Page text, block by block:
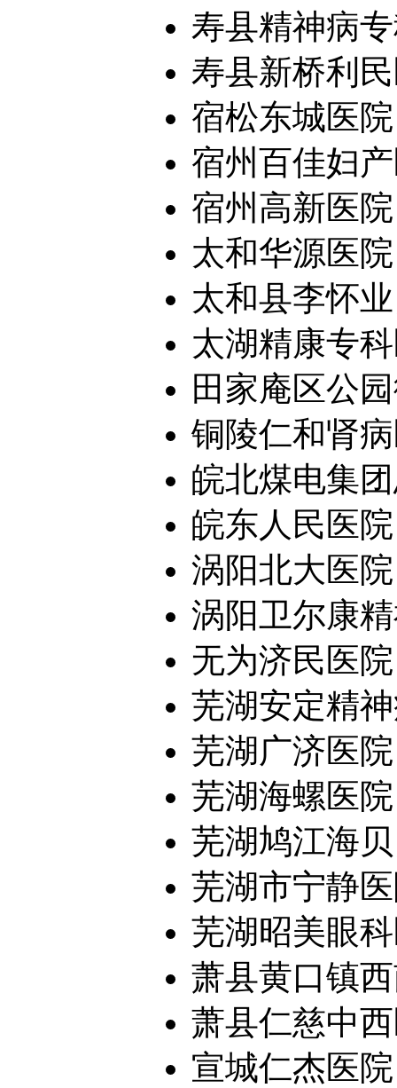
寿县精神病
寿县新桥利
宿松东城医院
宿州百佳妇
宿州高新医院
太和华源医院
太和县李怀
太湖精康专
田家庵区公
铜陵仁和肾
皖北煤电集
皖东人民医院
涡阳北大医院
涡阳卫尔康
无为济民医院
芜湖安定精
芜湖广济医院
芜湖海螺医院
芜湖鸠江海
芜湖市宁静
芜湖昭美眼
萧县黄口镇
萧县仁慈中
宣城仁杰医院